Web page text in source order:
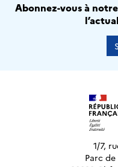
Abonnez-vous à
1/7,
Parc